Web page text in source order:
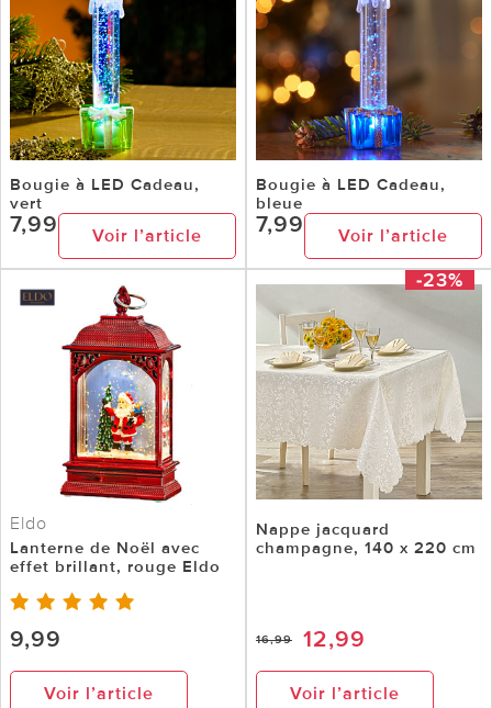
Bougie à LED Cadeau,
vert
7,99 Voir l’article
Bougie à LED Cadeau,
bleue
7,99 Voir l’article
Eldo
Lanterne de Noël avec
effet brillant, rouge Eldo
9,99
Voir l’article
-23%
Nappe jacquard
champagne, 140 x 220 cm
16,99 12,99
Voir l’article